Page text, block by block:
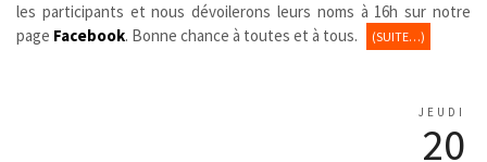
les participants et nous dévoilerons leurs noms à 16h sur notre
page Facebook. Bonne chance à toutes et à tous. (SUITE…)
JEUDI
20